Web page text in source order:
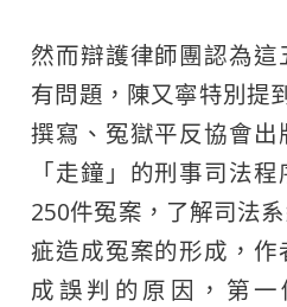
然而辯護律師團認為
有問題，陳又寧特別提
撰寫、冤獄平反協會出
「走鐘」的刑事司法
250件冤案，了解司法
疵造成冤案的形成，
成誤判的原因，第